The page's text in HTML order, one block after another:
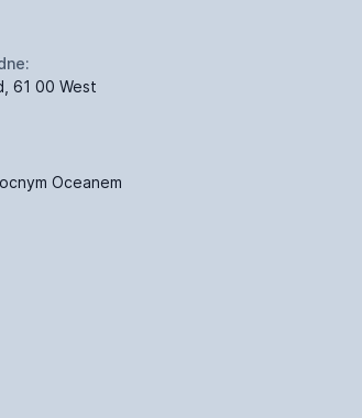
61 00 West
Oceanem